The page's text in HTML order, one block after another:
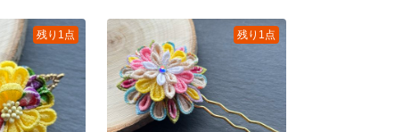
残り1点 残り1点